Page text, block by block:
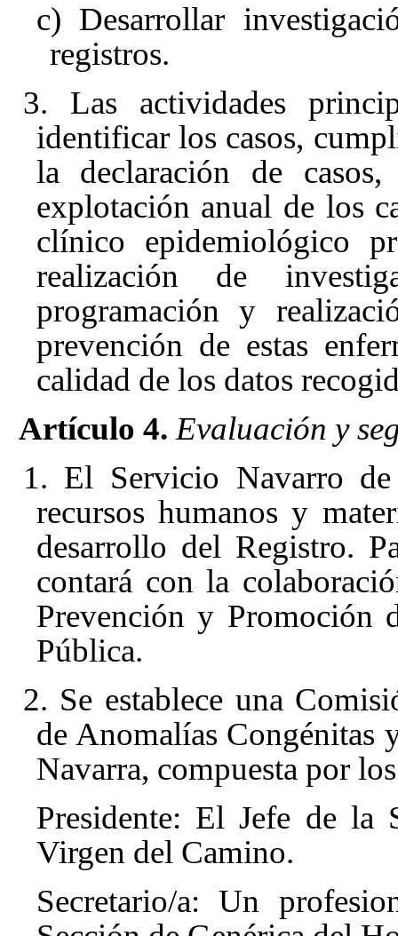
c) Desarrollar
registros.
3. Las actividades
identificar los casos,
la declaración de
explotación anual de los
clínico epidemiológico
realización de
programación y
prevención de estas
calidad de los datos
Artículo 4. Evaluación y
1. El Servicio Navarro de
recursos humanos y
desarrollo del Registro.
contará con la
Prevención y Promoción
Pública.
2. Se establece una
de Anomalías Congénitas
Navarra, compuesta por
Presidente: El Jefe de la
Virgen del Camino.
Secretario/a: Un